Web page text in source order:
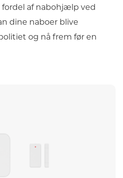
af nabohjælp ved
dine naboer blive
og nå frem før en